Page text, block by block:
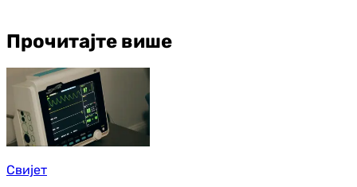
Прочитајте више
Свијет